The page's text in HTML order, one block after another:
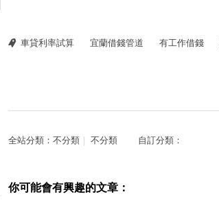
車貸利率試算 宜蘭借錢管道 有工作借錢
全站分類： 不分類 不分類 自訂分類：
你可能會有興趣的文章：